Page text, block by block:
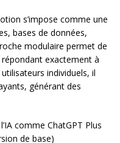
s’impose comme une
bases de données,
modulaire permet de
exactement à
individuels, il
générant des
comme ChatGPT Plus
de base)